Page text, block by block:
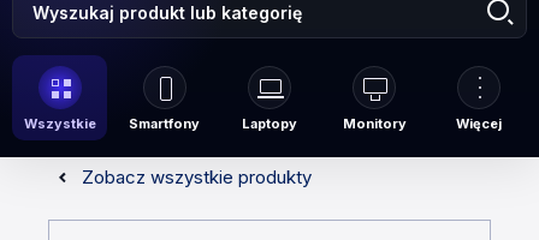
Wszystkie Smartfony Laptopy Monitory Więcej
Zobacz wszystkie produkty